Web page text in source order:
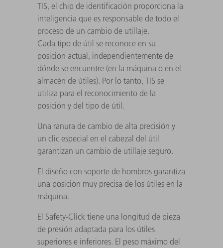
TIS, el chip de identificación proporciona la
inteligencia que es responsable de todo el
proceso de un cambio de utillaje.
Cada tipo de útil se reconoce en su
posición actual, independientemente de
dónde se encuentre (en la máquina o en el
almacén de útiles). Por lo tanto, TIS se
utiliza para el reconocimiento de la
posición y del tipo de útil.
Una ranura de cambio de alta precisión y
un clic especial en el cabezal del útil
garantizan un cambio de utillaje seguro.
El diseño con soporte de hombros garantiza
una posición muy precisa de los útiles en la
máquina.
El Safety-Click tiene una longitud de pieza
de presión adaptada para los útiles
superiores e inferiores. El peso máximo del